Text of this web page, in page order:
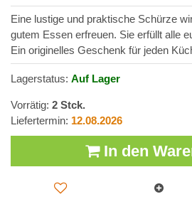
Eine lustige und praktische Schürze
gutem Essen erfreuen. Sie erfüllt alle
Ein originelles Geschenk für jeden
Lagerstatus: Auf Lager
Vorrätig: 2 Stck.
Liefertermin: 12.08.2026
In den